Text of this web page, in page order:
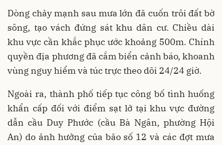
Dòng chảy mạnh sau mưa lớn đã cuốn trôi đất bờ
sông, tạo vách đứng sát khu dân cư. Chiều dài
khu vực cần khắc phục ước khoảng 500m. Chính
quyền địa phương đã cắm biển cảnh báo, khoanh
vùng nguy hiểm và túc trực theo dõi 24/24 giờ.
Ngoài ra, thành phố tiếp tục công bố tình huống
khẩn cấp đối với điểm sạt lở tại khu vực đường
dẫn cầu Duy Phước (cầu Bà Ngân, phường Hội
An) do ảnh hưởng của bão số 12 và các đợt mưa